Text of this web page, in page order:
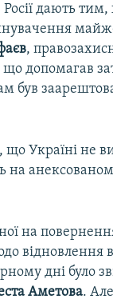
дають
,
що допомагав
був
Україні не
на
на
дні було
Аметова.